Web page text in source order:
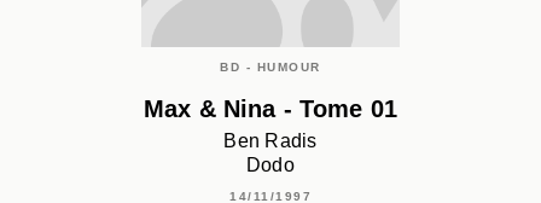
BD - HUMOUR
Max & Nina - Tome 01
Ben Radis
Dodo
14/11/1997